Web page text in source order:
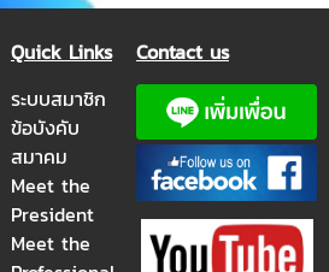
Quick Links
ระบบสมาชิก
ข้อบังคับ
สมาคม
Meet the
President
Meet the
Contact us